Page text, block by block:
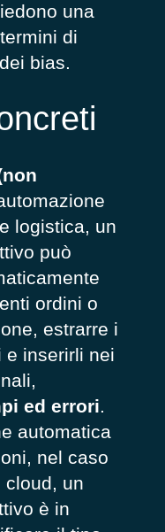
una
di
bias.
logistica, un
può
ordini o
estrarre i
e inserirli nei
ed errori.
automatica
nel caso
cloud, un
è in